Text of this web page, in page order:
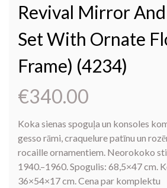
Revival Mirror
Set With Ornate
Frame) (4234)
€340.00
Koka sienas spoguļa un konsoles
gesso rāmi, craquelure patīnu un
rocaille ornamentiem. Neorokoko
1940.–1960. Spogulis: 68,5×47 cm.
36×54×17 cm. Cena par komplektu